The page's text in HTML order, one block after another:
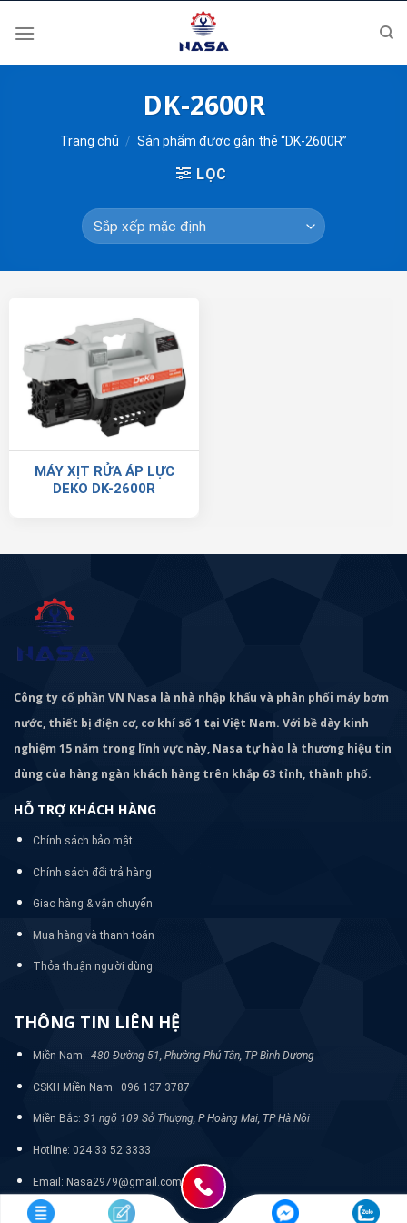
DK-2600R
Trang chủ / Sản phẩm được gắn thẻ “DK-2600R”
LỌC
MÁY XỊT RỬA ÁP LỰC
DEKO DK-2600R
Công ty cổ phần VN Nasa là nhà nhập khẩu và phân phối máy bơm
nước, thiết bị điện cơ, cơ khí số 1 tại Việt Nam. Với bề dày kinh
nghiệm 15 năm trong lĩnh vực này, Nasa tự hào là thương hiệu tin
dùng của hàng ngàn khách hàng trên khắp 63 tỉnh, thành phố.
HỖ TRỢ KHÁCH HÀNG
Chính sách bảo mật
Chính sách đổi trả hàng
Giao hàng & vận chuyển
Mua hàng và thanh toán
Thỏa thuận người dùng
THÔNG TIN LIÊN HỆ
Miền Nam: 480 Đường 51, Phường Phú Tân, TP Bình Dương
CSKH Miền Nam: 096 137 3787
Miền Bắc: 31 ngõ 109 Sở Thượng, P Hoàng Mai, TP Hà Nội
Hotline: 024 33 52 3333
Email: Nasa2979@gmail.com